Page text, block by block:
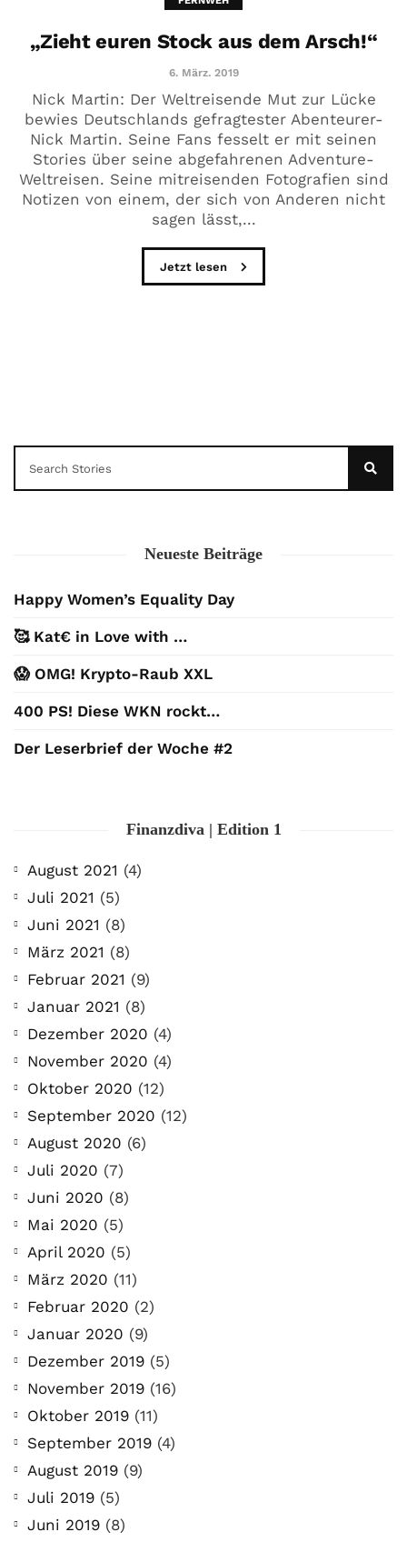
„Zieht euren Stock aus dem Arsch!“
6. März. 2019
Nick Martin: Der Weltreisende Mut zur Lücke
bewies Deutschlands gefragtester Abenteurer-
Nick Martin. Seine Fans fesselt er mit seinen
Stories über seine abgefahrenen Adventure-
Weltreisen. Seine mitreisenden Fotografien sind
Notizen von einem, der sich von Anderen nicht
sagen lässt,...
Jetzt lesen
Neueste Beiträge
Happy Women’s Equality Day
🥰 Kat€ in Love with …
😱 OMG! Krypto-Raub XXL
400 PS! Diese WKN rockt…
Der Leserbrief der Woche #2
Finanzdiva | Edition 1
August 2021 (4)
Juli 2021 (5)
Juni 2021 (8)
März 2021 (8)
Februar 2021 (9)
Januar 2021 (8)
Dezember 2020 (4)
November 2020 (4)
Oktober 2020 (12)
September 2020 (12)
August 2020 (6)
Juli 2020 (7)
Juni 2020 (8)
Mai 2020 (5)
April 2020 (5)
März 2020 (11)
Februar 2020 (2)
Januar 2020 (9)
Dezember 2019 (5)
November 2019 (16)
Oktober 2019 (11)
September 2019 (4)
August 2019 (9)
Juli 2019 (5)
Juni 2019 (8)